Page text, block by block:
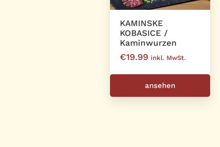
KAMINSKE
KOBASICE /
Kaminwurzen
€19.99 inkl. MwSt.
ansehen